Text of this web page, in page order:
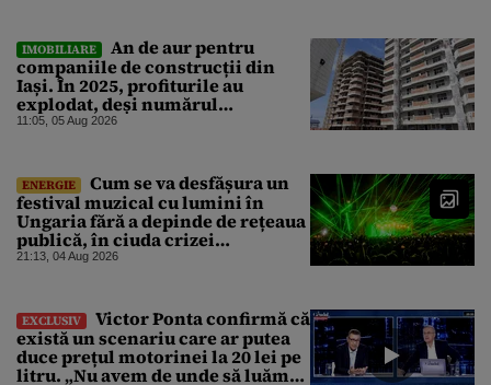
IMOBILIARE
An de aur pentru
companiile de construcții din
Iași. În 2025, profiturile au
explodat, deși numărul
angajaților a scăzut
11:05, 05 Aug 2026
ENERGIE
Cum se va desfășura un
festival muzical cu lumini în
Ungaria fără a depinde de rețeaua
publică, în ciuda crizei
energetice
21:13, 04 Aug 2026
EXCLUSIV
Victor Ponta confirmă că
există un scenariu care ar putea
duce prețul motorinei la 20 lei pe
litru. „Nu avem de unde să luăm